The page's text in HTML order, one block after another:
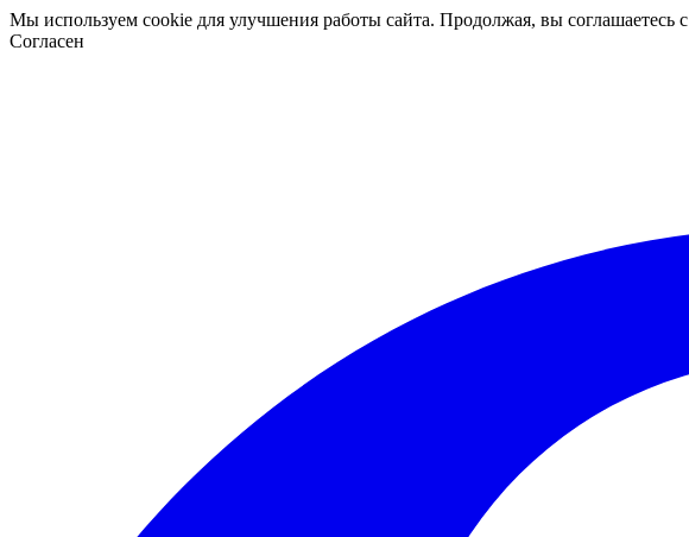
Мы используем cookie для улучшения работы сайта. Продолжая, вы соглашаетесь с
Согласен